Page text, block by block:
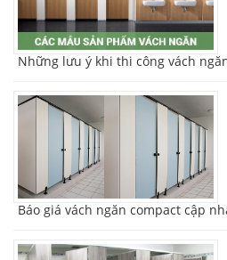
Những lưu ý khi thi công vách
Báo giá vách ngăn compact cập